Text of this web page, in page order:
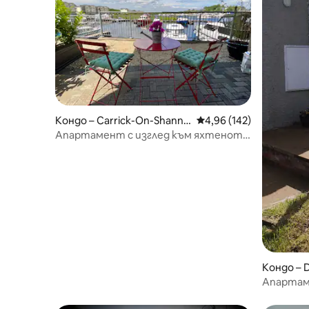
Кондо – Carrick-On-Shanno
n
Средна оценка: 4,96
4,96 (142)
Апартамент с изглед към яхтеното
Кондо –